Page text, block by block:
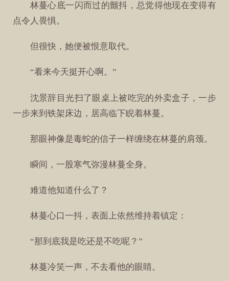
林蔓心底一闪而过的颤抖，总觉得他现在变得有
点令人畏惧。
但很快，她便被恨意取代。
“看来今天挺开心啊。”
沈景辞目光扫了眼桌上被吃完的外卖盒子，一步
一步来到铁架床边，居高临下睨着林蔓。
那眼神像是毒蛇的信子一样缠绕在林蔓的肩颈。
瞬间，一股寒气弥漫林蔓全身。
难道他知道什么了？
林蔓心口一抖，表面上依然维持着镇定：
“那到底我是吃还是不吃呢？”
林蔓冷笑一声，不去看他的眼睛。